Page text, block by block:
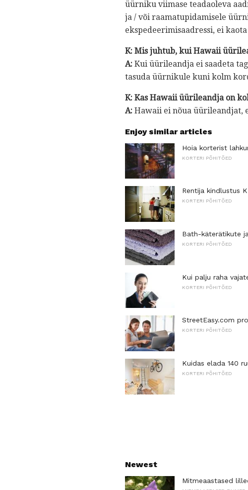
üürniku viimase teadaoleva
ja / või raamatupidamisele
ekspedeerimisaadressi, ei
K: Mis juhtub, kui Hawaii
A: Kui üürileandja ei saadeta
tasuda üürnikule kuni kolm
K: Kas Hawaii üürileandja on
A: Hawaii ei nõua üürileandjat,
Enjoy similar articles
Hoia korterist
KORTERI PÕHITÕED
Rentija kindlustus
KORTERI PÕHITÕED
Bath-käterätikute
KORTERI PÕHITÕED
Kui palju raha
KORTERI PÕHITÕED
StreetEasy.com
KORTERI PÕHITÕED
Kuidas elada 140
KORTERI PÕHITÕED
Newest
Mitmeaastased